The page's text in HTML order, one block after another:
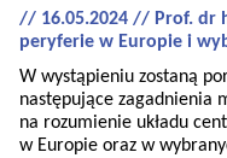
// 16.05.2024 // Prof. dr
peryferie w Europie i
W wystąpieniu zostaną
następujące zagadnienia
na rozumienie układu
w Europie oraz w